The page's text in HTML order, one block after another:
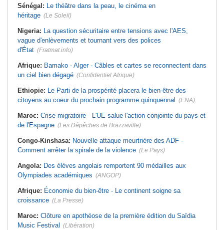
Sénégal: Le théâtre dans la peau, le cinéma en
héritage (Le Soleil)
Nigeria: La question sécuritaire entre tensions avec l'AES,
vague d'enlèvements et tournant vers des polices
d'État (Fratmat.info)
Afrique: Bamako - Alger - Câbles et cartes se reconnectent dans
un ciel bien dégagé (Confidentiel Afrique)
Ethiopie: Le Parti de la prospérité placera le bien-être des
citoyens au coeur du prochain programme quinquennal (ENA)
Maroc: Crise migratoire - L'UE salue l'action conjointe du pays et
de l'Espagne (Les Dépêches de Brazzaville)
Congo-Kinshasa: Nouvelle attaque meurtrière des ADF -
Comment arrêter la spirale de la violence (Le Pays)
Angola: Des élèves angolais remportent 90 médailles aux
Olympiades académiques (ANGOP)
Afrique: Économie du bien-être - Le continent soigne sa
croissance (La Presse)
Maroc: Clôture en apothéose de la première édition du Saïdia
Music Festival (Libération)